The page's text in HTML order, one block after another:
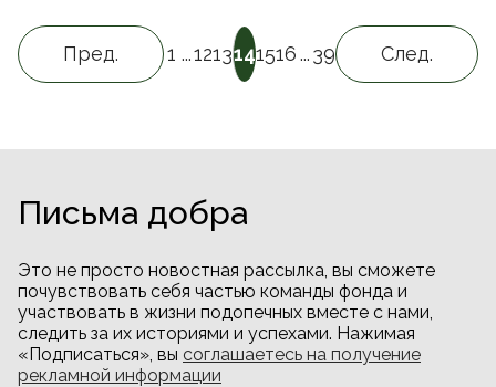
Пред. 1 ...1213141516...39 След.
Письма добра
Это не просто новостная рассылка, вы сможете
почувствовать себя частью команды фонда и
участвовать в жизни подопечных вместе с нами,
следить за их историями и успехами. Нажимая
«Подписаться», вы соглашаетесь на получение
рекламной информации